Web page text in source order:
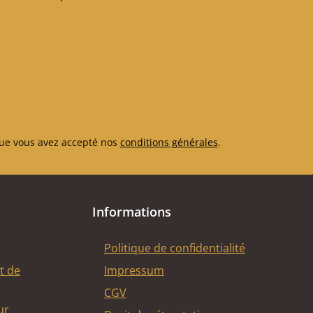
optimale au
poêle et aux
de sorte
vous avez accepté nos conditions générales.
de
Informations
Politique de confidentialité
Impressum
CGV